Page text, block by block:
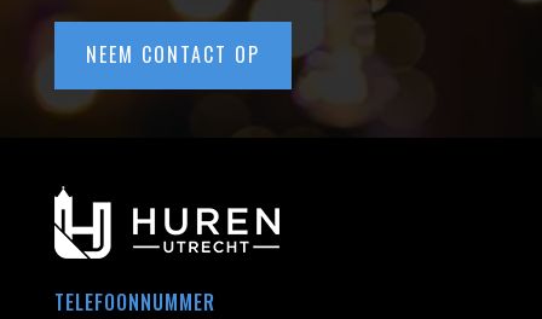
NEEM CONTACT OP
TELEFOONNUMMER